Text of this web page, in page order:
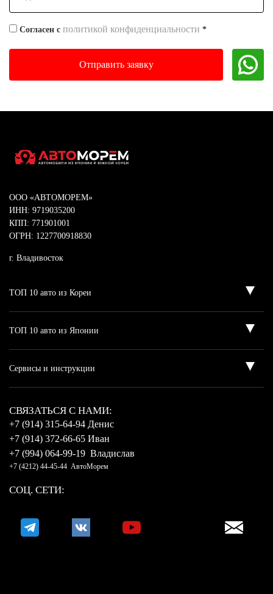
Согласен с политикой конфиденциальности *
ООО «АВТОМОРЕМ»
ИНН: 9719035200
КПП: 771901001
ОГРН: 1227700918830
г. Владивосток
CВЯЗАТЬСЯ С НАМИ:
+7 (914) 315-64-94 Денис
+7 (914) 372-66-65 Иван
+7 (994) 064-99-19 Владислав
+7 (4212) 44-45-44 АвтоМорем
СОЦ. СЕТИ: